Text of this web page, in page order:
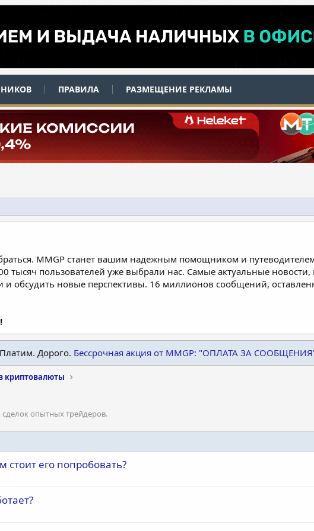
ПРАВИЛА РАЗМЕЩЕНИЕ РЕКЛАМЫ
MMGP станет вашим надежным помощником и
тысяч пользователей уже выбрали нас. Самые актуальные
обсудить новые перспективы. 16 миллионов сообщений,
!
Платим. Дорого. Бессрочная акция от MMGP: "ОПЛАТА ЗА
криптовалюты
опытных трейдеров.
стоит его попробовать?